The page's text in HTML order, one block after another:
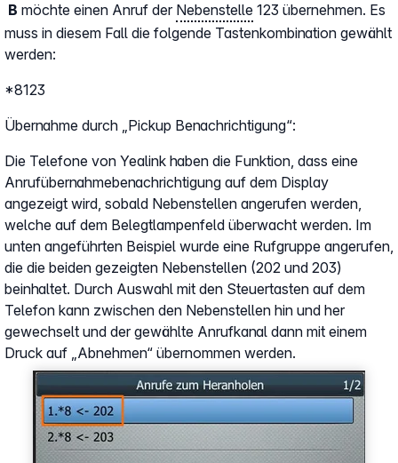
Show larger version
B möchte einen Anruf der Nebenstelle 123 übernehmen. Es
muss in diesem Fall die folgende Tastenkombination gewählt
werden:
*8123
Übernahme durch „Pickup Benachrichtigung“:
Die Telefone von Yealink haben die Funktion, dass eine
Anrufübernahmebenachrichtigung auf dem Display
angezeigt wird, sobald Nebenstellen angerufen werden,
welche auf dem Belegtlampenfeld überwacht werden. Im
unten angeführten Beispiel wurde eine Rufgruppe angerufen,
die die beiden gezeigten Nebenstellen (202 und 203)
beinhaltet. Durch Auswahl mit den Steuertasten auf dem
Telefon kann zwischen den Nebenstellen hin und her
gewechselt und der gewählte Anrufkanal dann mit einem
Druck auf „Abnehmen“ übernommen werden.